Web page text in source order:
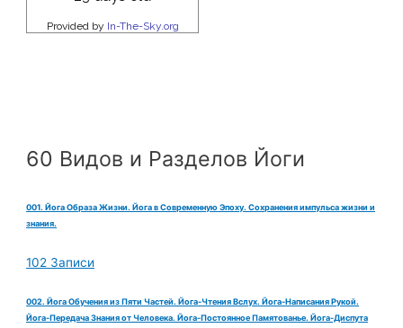
60 Видов и Разделов Йоги
001. Йога Образа Жизни. Йога в Современную Эпоху. Сохранения импульса жизни и
знания.
102 Записи
002. Йога Обучения из Пяти Частей. Йога-Чтения Вслух. Йога-Написания Рукой.
Йога-Передача Знания от Человека. Йога-Постоянное Памятованье. Йога-Диспута